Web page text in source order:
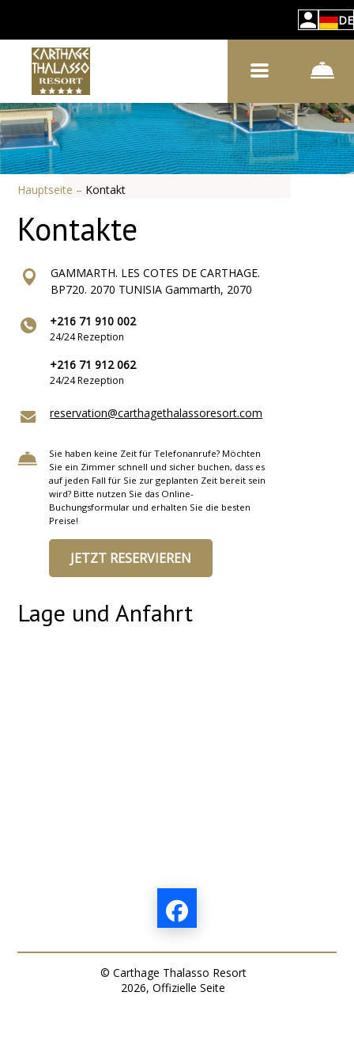
DE
Hauptseite – Kontakt
Kontakte
GAMMARTH. LES COTES DE CARTHAGE.
BP720. 2070 TUNISIA Gammarth, 2070
+216 71 910 002
24/24 Rezeption
+216 71 912 062
24/24 Rezeption
reservation@carthagethalassoresort.com
Sie haben keine Zeit für Telefonanrufe? Möchten
Sie ein Zimmer schnell und sicher buchen, dass es
auf jeden Fall für Sie zur geplanten Zeit bereit sein
wird? Bitte nutzen Sie das Online-
Buchungsformular und erhalten Sie die besten
Preise!
JETZT RESERVIEREN
Lage und Anfahrt
© Carthage Thalasso Resort
2026, Offizielle Seite